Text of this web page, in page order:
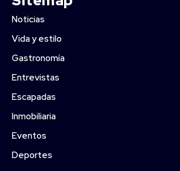
Noticias
Vida y estilo
Gastronomía
Entrevistas
Escapadas
Inmobiliaria
Eventos
Deportes